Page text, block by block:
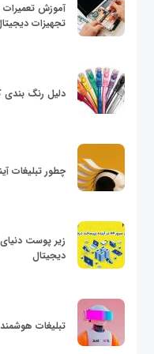
آموزش تعمیرات
تجهیزات
دلیل رنگ بندی
چطور تبلیغات
دیجیتال
تبلیغات